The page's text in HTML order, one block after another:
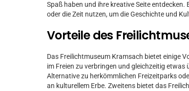
Spaß haben und ihre kreative Seite
oder die Zeit nutzen, um die Geschichte und
Vorteile des
Das Freilichtmuseum Kramsach bietet einige
im Freien zu verbringen und gleichzeitig etwas
Alternative zu herkömmlichen Freizeitparks
an kulturellem Erbe. Zweitens bietet das